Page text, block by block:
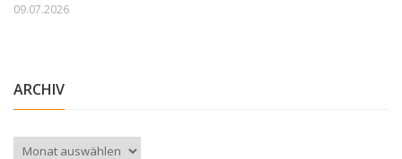
09.07.2026
ARCHIV
Archiv